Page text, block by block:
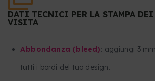
DATI TECNICI PER LA STAMPA
VISITA
Abbondanza (bleed): aggiungi 3
tutti i bordi del tuo design.